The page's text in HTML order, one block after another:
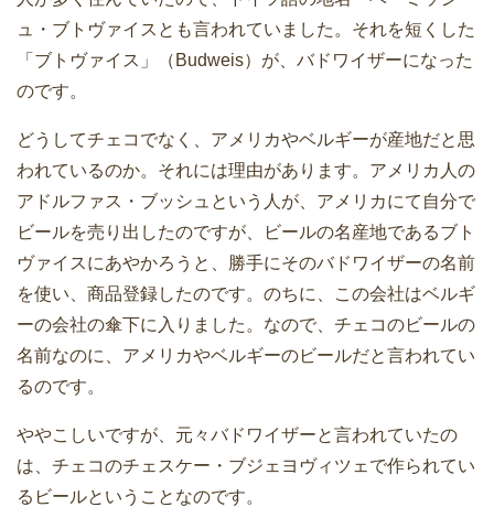
ュ・ブトヴァイスとも言われていました。それを短くした
「ブトヴァイス」（Budweis）が、バドワイザーになった
のです。
どうしてチェコでなく、アメリカやベルギーが産地だと思
われているのか。それには理由があります。アメリカ人の
アドルファス・ブッシュという人が、アメリカにて自分で
ビールを売り出したのですが、ビールの名産地であるブト
ヴァイスにあやかろうと、勝手にそのバドワイザーの名前
を使い、商品登録したのです。のちに、この会社はベルギ
ーの会社の傘下に入りました。なので、チェコのビールの
名前なのに、アメリカやベルギーのビールだと言われてい
るのです。
ややこしいですが、元々バドワイザーと言われていたの
は、チェコのチェスケー・ブジェヨヴィツェで作られてい
るビールということなのです。